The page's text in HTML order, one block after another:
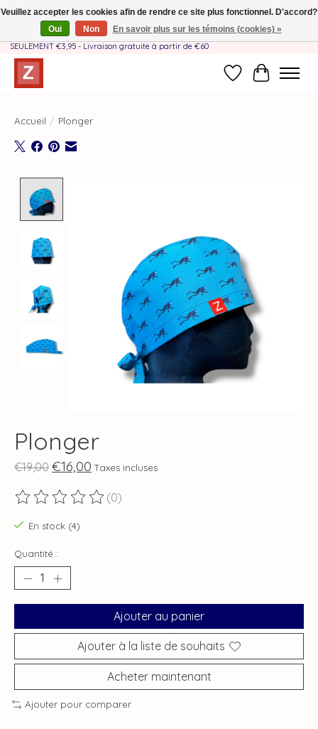
Fait à la main par une équipe mère-fille❤️ - Frais de livraison BE & NL
SEULEMENT €3,95 - Livraison gratuite à partir de €60
Liste dePanier
Accueil / Plonger
Plonger
€19,00 €16,00 Taxes incluses
Ce produit est évalué à
(0)
En stock (4)
Quantité :
Ajouter au panier
Ajouter à la liste de souhaits
Acheter maintenant
Ajouter pour comparer
Veuillez accepter les cookies afin de rendre ce site plus fonctionnel. D'accord?
Oui
Non En savoir plus sur les témoins (cookies) »